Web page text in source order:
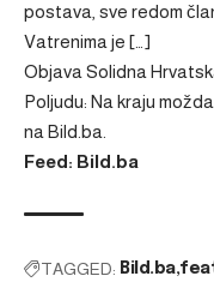
postava, sve redom
Vatrenima je […]
Objava Solidna
Poljudu: Na kraju
na Bild.ba
Feed: Bild.ba
TAGGED: Bild.ba